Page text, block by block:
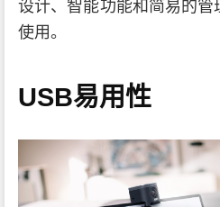
设计、智能功能和简易的
使用。
USB易用性